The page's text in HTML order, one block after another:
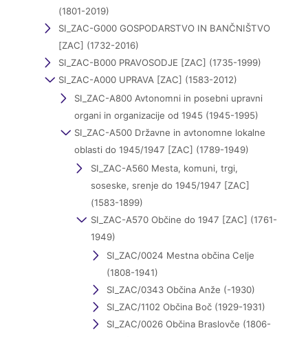
(1801-2019)
SI_ZAC-G000 GOSPODARSTVO IN BANČNIŠTVO
[ZAC] (1732-2016)
SI_ZAC-B000 PRAVOSODJE [ZAC] (1735-1999)
SI_ZAC-A000 UPRAVA [ZAC] (1583-2012)
SI_ZAC-A800 Avtonomni in posebni upravni
organi in organizacije od 1945 (1945-1995)
SI_ZAC-A500 Državne in avtonomne lokalne
oblasti do 1945/1947 [ZAC] (1789-1949)
SI_ZAC-A560 Mesta, komuni, trgi,
soseske, srenje do 1945/1947 [ZAC]
(1583-1899)
SI_ZAC-A570 Občine do 1947 [ZAC] (1761-
1949)
SI_ZAC/0024 Mestna občina Celje
(1808-1941)
SI_ZAC/0343 Občina Anže (-1930)
SI_ZAC/1102 Občina Boč (1929-1931)
SI_ZAC/0026 Občina Braslovče (1806-